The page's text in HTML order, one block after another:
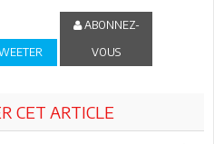
ABONNEZ-
VOUS
CET ARTICLE